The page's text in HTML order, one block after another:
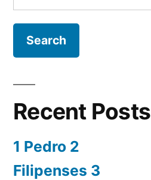
for:
Recent Posts
1 Pedro 2
Filipenses 3